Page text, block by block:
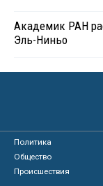
Академик РАН
Эль-Ниньо
Политика
Общество
Происшествия